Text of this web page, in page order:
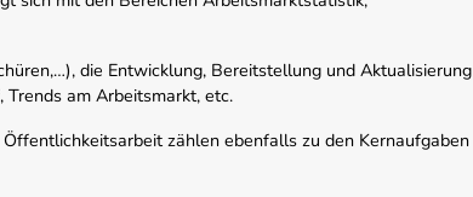
die Entwicklung, Bereitstellung und Aktualisierung
am Arbeitsmarkt, etc.
zählen ebenfalls zu den Kernaufgaben